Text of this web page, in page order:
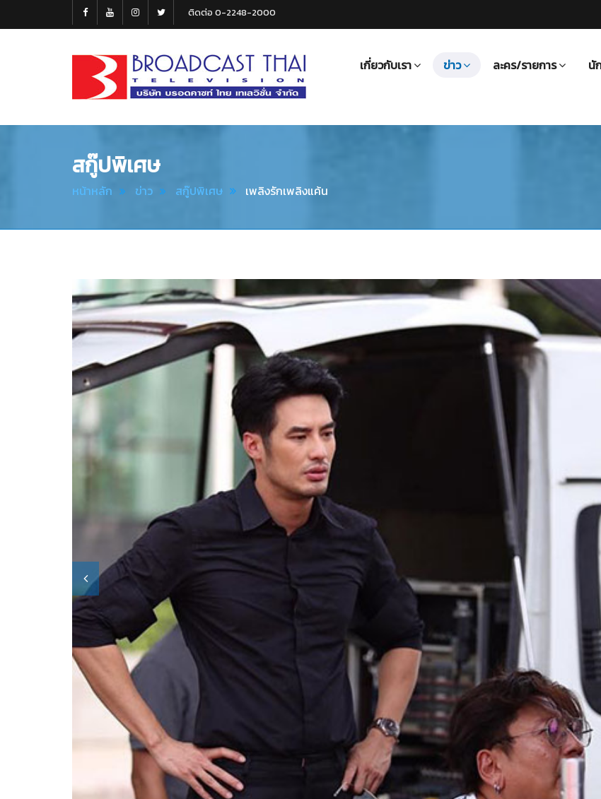
ติดต่อ 0-2248-2000
Thai
เกี่ยวกับเรา ข่าว ละคร/รายการ นั
สกู๊ปพิเศษ
หน้าหลัก ข่าว สกู๊ปพิเศษ เพลิงรักเพลิงแค้น